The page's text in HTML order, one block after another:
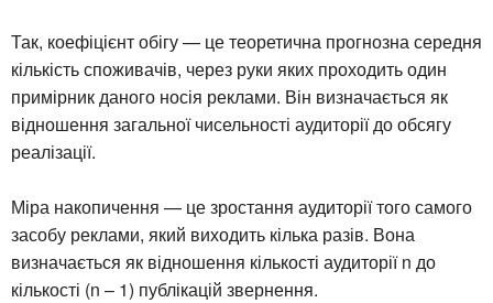
Так, коефіцієнт обігу — це теоретична прогнозна середня
кількість споживачів, через руки яких проходить один
примірник даного носія реклами. Він визначається як
відношення загальної чисельності аудиторії до обсягу
реалізації.
Міра накопичення — це зростання аудиторії того самого
засобу реклами, який виходить кілька разів. Вона
визначається як відношення кількості аудиторії n до
кількості (n – 1) публікацій звернення.